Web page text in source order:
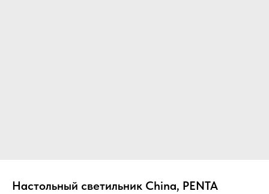
Настольный светильник China, PENTA